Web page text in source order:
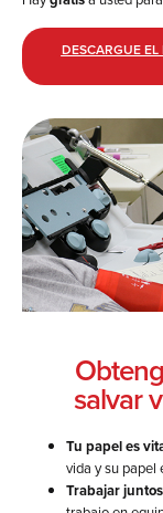
DESCARGUE
salvar
Tu papel es
vida y su papel
Trabajar